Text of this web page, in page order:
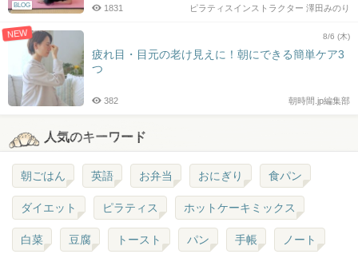
BLOG ピラティスインストラクター 澤田みのり
1831
NEW 8/6 (木)
疲れ目・目元の老け見えに！朝にできる簡単ケア3
つ
朝時間.jp編集部
382
人気のキーワード
朝ごはん 英語 お弁当 おにぎり 食パン
ダイエット ピラティス ホットケーキミックス
白菜 豆腐 トースト パン 手帳 ノート